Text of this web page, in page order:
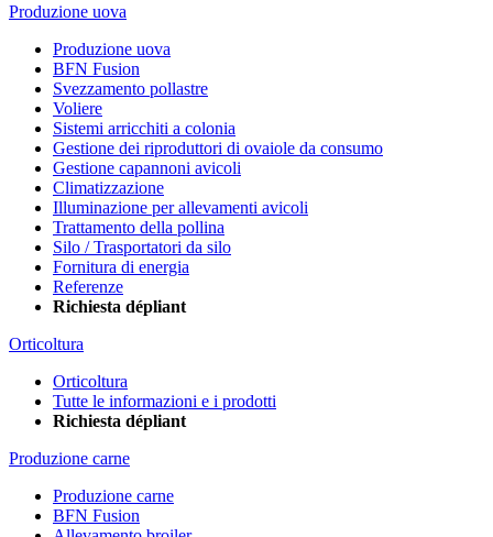
Produzione uova
Produzione uova
BFN Fusion
Svezzamento pollastre
Voliere
Sistemi arricchiti a colonia
Gestione dei riproduttori di ovaiole da consumo
Gestione capannoni avicoli
Climatizzazione
Illuminazione per allevamenti avicoli
Trattamento della pollina
Silo / Trasportatori da silo
Fornitura di energia
Referenze
Richiesta dépliant
Orticoltura
Orticoltura
Tutte le informazioni e i prodotti
Richiesta dépliant
Produzione carne
Produzione carne
BFN Fusion